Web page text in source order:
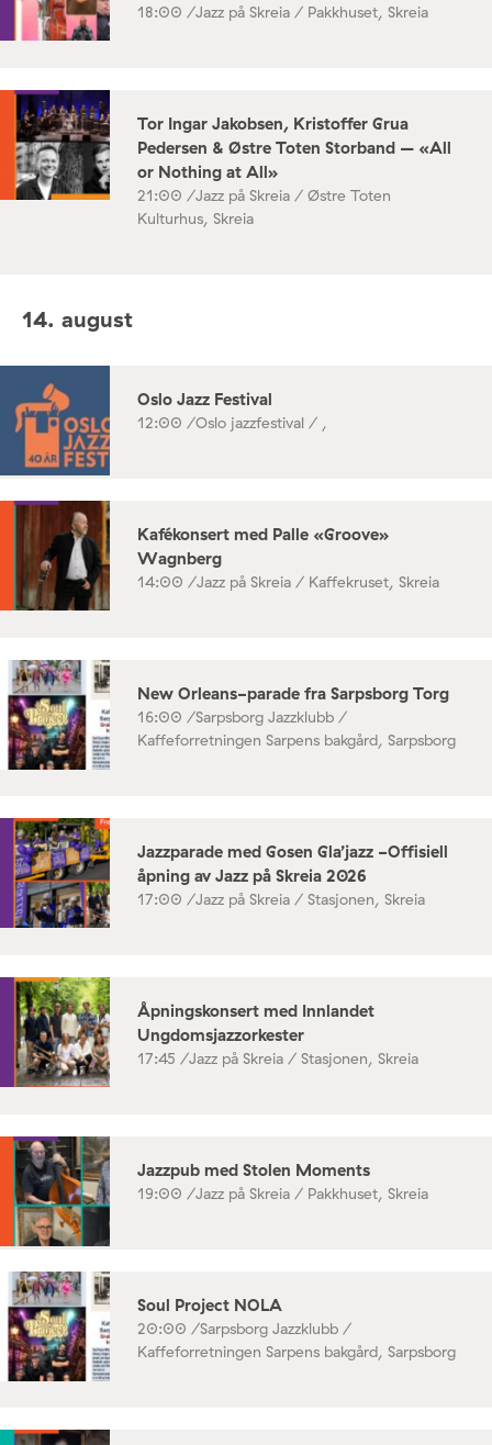
18:00 /Jazz på Skreia / Pakkhuset, Skreia
Tor Ingar Jakobsen, Kristoffer Grua
Pedersen & Østre Toten Storband – «All
or Nothing at All»
21:00 /Jazz på Skreia / Østre Toten
Kulturhus, Skreia
14. august
Oslo Jazz Festival
12:00 /Oslo jazzfestival / ,
Kafékonsert med Palle «Groove»
Wagnberg
14:00 /Jazz på Skreia / Kaffekruset, Skreia
New Orleans-parade fra Sarpsborg Torg
16:00 /Sarpsborg Jazzklubb /
Kaffeforretningen Sarpens bakgård, Sarpsborg
Jazzparade med Gosen Gla’jazz -Offisiell
åpning av Jazz på Skreia 2026
17:00 /Jazz på Skreia / Stasjonen, Skreia
Åpningskonsert med Innlandet
Ungdomsjazzorkester
17:45 /Jazz på Skreia / Stasjonen, Skreia
Jazzpub med Stolen Moments
19:00 /Jazz på Skreia / Pakkhuset, Skreia
Soul Project NOLA
20:00 /Sarpsborg Jazzklubb /
Kaffeforretningen Sarpens bakgård, Sarpsborg